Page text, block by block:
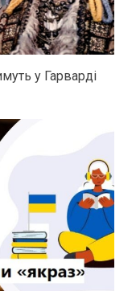
у Гарварді